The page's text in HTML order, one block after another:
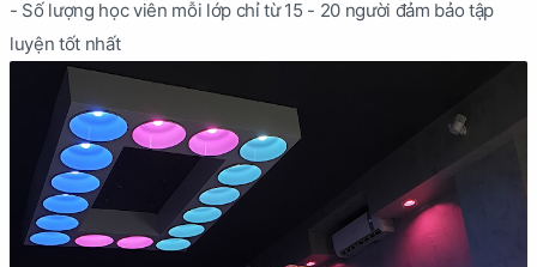
- Số lượng học viên mỗi lớp chỉ từ 15 - 20 người đảm bảo tập
luyện tốt nhất